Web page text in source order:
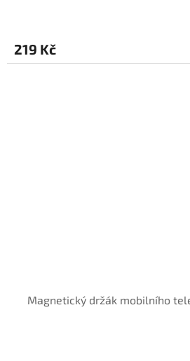
219 Kč
Magnetický držák mobilního